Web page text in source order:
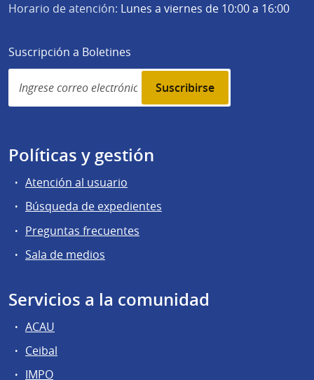
Horario de atención: Lunes a viernes de 10:00 a 16:00
Suscripción a Boletines
Simplenews
subscription
Políticas y gestión
Atención al usuario
Búsqueda de expedientes
Preguntas frecuentes
Sala de medios
Servicios a la comunidad
ACAU
Ceibal
IMPO